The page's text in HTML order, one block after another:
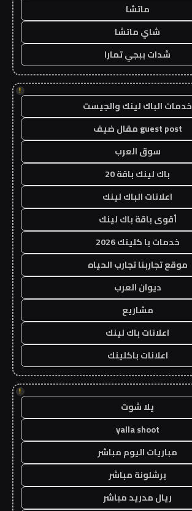
ماتشا
شاي ماتشا
شدات ببجي تمارا
!
خدمات الباك لينك والجيست
guest post مقال ضيف
سوق العرب
باك لينك باقة 20
اعلانات الباك لينك
أقوى باقة باك لينك
خدمات با كلينك 2026
موقع تجاربنا تجارب الحياه
ديوان العرب
مشاريع
اعلانات باك لينك
اعلانات باكلينك
!
يلا شوت
yalla shoot
مباريات اليوم مباشر
برشلونة مباشر
ريال مدريد مباشر